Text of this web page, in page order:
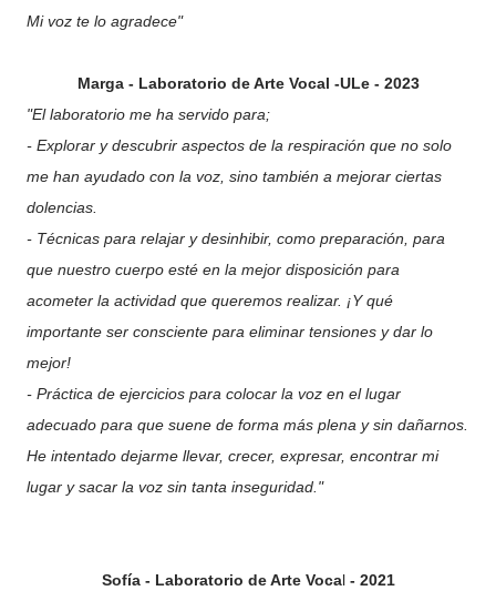
Mi voz te lo agradece"
Marga - Laboratorio de Arte Vocal -ULe - 2023
"El laboratorio me ha servido para;
- Explorar y descubrir aspectos de la respiración que no solo
me han ayudado con la voz, sino también a mejorar ciertas
dolencias.
- Técnicas para relajar y desinhibir, como preparación, para
que nuestro cuerpo esté en la mejor disposición para
acometer la actividad que queremos realizar. ¡Y qué
importante ser consciente para eliminar tensiones y dar lo
mejor!
- Práctica de ejercicios para colocar la voz en el lugar
adecuado para que suene de forma más plena y sin dañarnos.
He intentado dejarme llevar, crecer, expresar, encontrar mi
lugar y sacar la voz sin tanta inseguridad."
Sofía - Laboratorio de Arte Vocal - 2021